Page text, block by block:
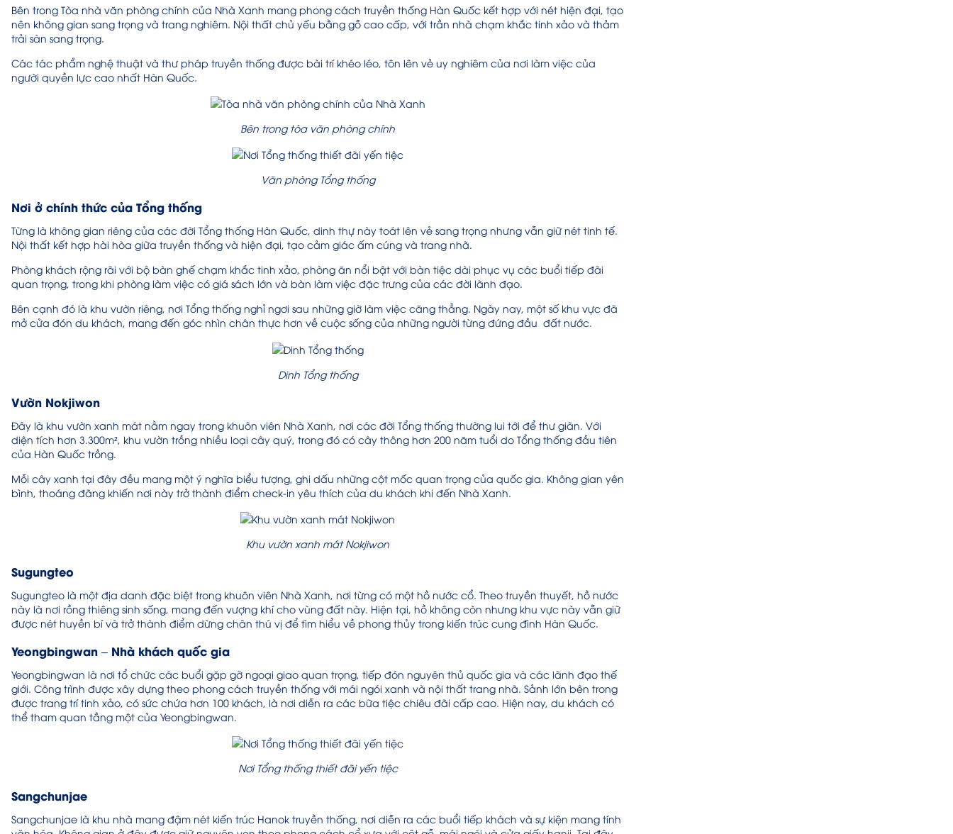
Bên trong Tòa nhà văn phòng chính của Nhà Xanh mang phong cách truyền thống Hàn Quốc kết hợp với nét hiện đại, tạo
nên không gian sang trọng và trang nghiêm. Nội thất chủ yếu bằng gỗ cao cấp, với trần nhà chạm khắc tinh xảo và thảm
trải sàn sang trọng.
Các tác phẩm nghệ thuật và thư pháp truyền thống được bài trí khéo léo, tôn lên vẻ uy nghiêm của nơi làm việc của
người quyền lực cao nhất Hàn Quốc.
Bên trong tòa văn phòng chính
Văn phòng Tổng thống
Nơi ở chính thức của Tổng thống
Từng là không gian riêng của các đời Tổng thống Hàn Quốc, dinh thự này toát lên vẻ sang trọng nhưng vẫn giữ nét tinh tế.
Nội thất kết hợp hài hòa giữa truyền thống và hiện đại, tạo cảm giác ấm cúng và trang nhã.
Phòng khách rộng rãi với bộ bàn ghế chạm khắc tinh xảo, phòng ăn nổi bật với bàn tiệc dài phục vụ các buổi tiếp đãi
quan trọng, trong khi phòng làm việc có giá sách lớn và bàn làm việc đặc trưng của các đời lãnh đạo.
Bên cạnh đó là khu vườn riêng, nơi Tổng thống nghỉ ngơi sau những giờ làm việc căng thẳng. Ngày nay, một số khu vực đã
mở cửa đón du khách, mang đến góc nhìn chân thực hơn về cuộc sống của những người từng đứng đầu đất nước.
Dinh Tổng thống
Vườn Nokjiwon
Đây là khu vườn xanh mát nằm ngay trong khuôn viên Nhà Xanh, nơi các đời Tổng thống thường lui tới để thư giãn. Với
diện tích hơn 3.300m², khu vườn trồng nhiều loại cây quý, trong đó có cây thông hơn 200 năm tuổi do Tổng thống đầu tiên
của Hàn Quốc trồng.
Mỗi cây xanh tại đây đều mang một ý nghĩa biểu tượng, ghi dấu những cột mốc quan trọng của quốc gia. Không gian yên
bình, thoáng đãng khiến nơi này trở thành điểm check-in yêu thích của du khách khi đến Nhà Xanh.
Khu vườn xanh mát Nokjiwon
Sugungteo
Sugungteo là một địa danh đặc biệt trong khuôn viên Nhà Xanh, nơi từng có một hồ nước cổ. Theo truyền thuyết, hồ nước
này là nơi rồng thiêng sinh sống, mang đến vượng khí cho vùng đất này. Hiện tại, hồ không còn nhưng khu vực này vẫn giữ
được nét huyền bí và trở thành điểm dừng chân thú vị để tìm hiểu về phong thủy trong kiến trúc cung đình Hàn Quốc.
Yeongbingwan – Nhà khách quốc gia
Yeongbingwan là nơi tổ chức các buổi gặp gỡ ngoại giao quan trọng, tiếp đón nguyên thủ quốc gia và các lãnh đạo thế
giới. Công trình được xây dựng theo phong cách truyền thống với mái ngói xanh và nội thất trang nhã. Sảnh lớn bên trong
được trang trí tinh xảo, có sức chứa hơn 100 khách, là nơi diễn ra các bữa tiệc chiêu đãi cấp cao. Hiện nay, du khách có
thể tham quan tầng một của Yeongbingwan.
Nơi Tổng thống thiết đãi yến tiệc
Sangchunjae
Sangchunjae là khu nhà mang đậm nét kiến trúc Hanok truyền thống, nơi diễn ra các buổi tiếp khách và sự kiện mang tính